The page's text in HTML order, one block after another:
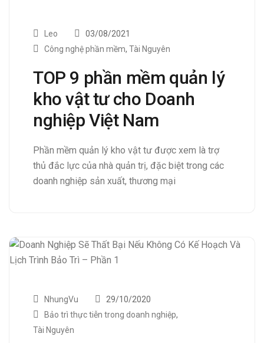
Leo
03/08/2021
Công nghệ phần mềm, Tài Nguyên
TOP 9 phần mềm quản lý
kho vật tư cho Doanh
nghiệp Việt Nam
Phần mềm quản lý kho vật tư được xem là trợ
thủ đắc lực của nhà quản trị, đặc biệt trong các
doanh nghiệp sản xuất, thương mại
NhungVu
29/10/2020
Bảo trì thực tiễn trong doanh nghiệp,
Tài Nguyên